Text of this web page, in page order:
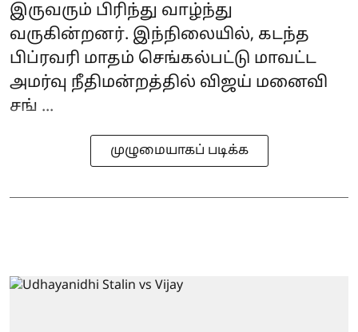
இருவரும் பிரிந்து வாழ்ந்து
வருகின்றனர். இந்நிலையில், கடந்த
பிப்ரவரி மாதம் செங்கல்பட்டு மாவட்ட
அமர்வு நீதிமன்றத்தில் விஜய் மனைவி
சங் ...
முழுமையாகப் படிக்க